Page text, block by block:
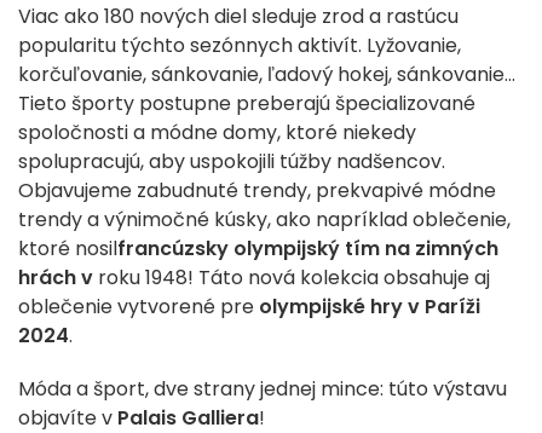
Viac ako 180 nových diel sleduje zrod a rastúcu
popularitu týchto sezónnych aktivít. Lyžovanie,
korčuľovanie, sánkovanie, ľadový hokej, sánkovanie...
Tieto športy postupne preberajú špecializované
spoločnosti a módne domy, ktoré niekedy
spolupracujú, aby uspokojili túžby nadšencov.
Objavujeme zabudnuté trendy, prekvapivé módne
trendy a výnimočné kúsky, ako napríklad oblečenie,
ktoré nosilfrancúzsky olympijský tím na zimných
hrách v roku 1948! Táto nová kolekcia obsahuje aj
oblečenie vytvorené pre olympijské hry v Paríži
2024.
Móda a šport, dve strany jednej mince: túto výstavu
objavíte v Palais Galliera!